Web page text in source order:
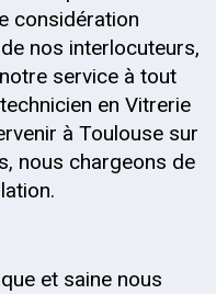
considération
nos interlocuteurs,
service à tout
en Vitrerie
à Toulouse sur
nous chargeons de
et saine nous